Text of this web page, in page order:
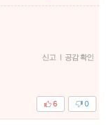
신고 | 공감 확인
0
6